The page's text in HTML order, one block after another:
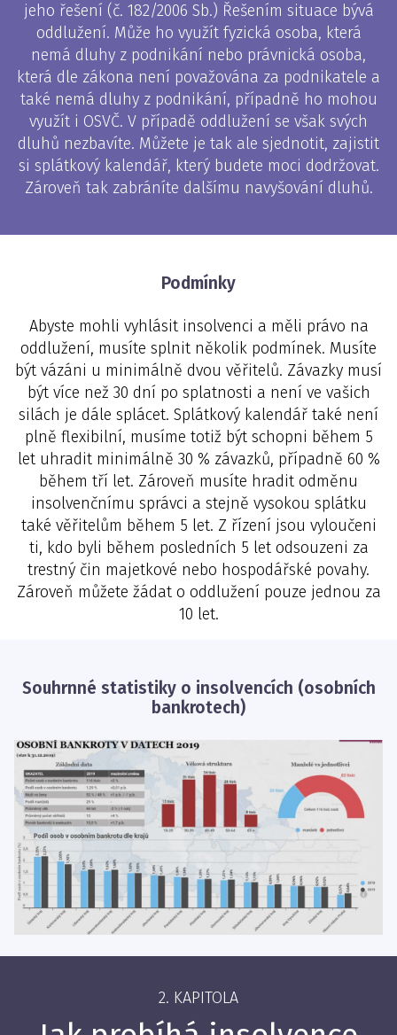
jeho řešení (č. 182/2006 Sb.) Řešením situace bývá
oddlužení. Může ho využít fyzická osoba, která
nemá dluhy z podnikání nebo právnická osoba,
která dle zákona není považována za podnikatele a
také nemá dluhy z podnikání, případně ho mohou
využít i OSVČ. V případě oddlužení se však svých
dluhů nezbavíte. Můžete je tak ale sjednotit, zajistit
si splátkový kalendář, který budete moci dodržovat.
Zároveň tak zabráníte dalšímu navyšování dluhů.
Podmínky
Abyste mohli vyhlásit insolvenci a měli právo na
oddlužení, musíte splnit několik podmínek. Musíte
být vázáni u minimálně dvou věřitelů. Závazky musí
být více než 30 dní po splatnosti a není ve vašich
silách je dále splácet. Splátkový kalendář také není
plně flexibilní, musíme totiž být schopni během 5
let uhradit minimálně 30 % závazků, případně 60 %
během tří let. Zároveň musíte hradit odměnu
insolvenčnímu správci a stejně vysokou splátku
také věřitelům během 5 let. Z řízení jsou vyloučeni
ti, kdo byli během posledních 5 let odsouzeni za
trestný čin majetkové nebo hospodářské povahy.
Zároveň můžete žádat o oddlužení pouze jednou za
10 let.
Souhrnné statistiky o insolvencích (osobních
bankrotech)
2. KAPITOLA